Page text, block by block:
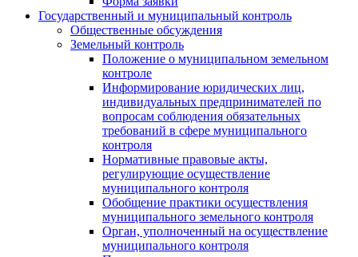
Государственный и муниципальный контроль
Общественные обсуждения
Земельный контроль
Положение о муниципальном земельном
контроле
Информирование юридических лиц,
индивидуальных предпринимателей по
вопросам соблюдения обязательных
требований в сфере муниципального
контроля
Нормативные правовые акты,
регулирующие осуществление
муниципального контроля
Обобщение практики осуществления
муниципального земельного контроля
Орган, уполноченный на осуществление
муниципального контроля